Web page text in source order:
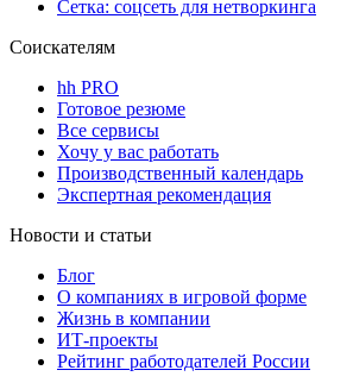
Сетка: соцсеть для нетворкинга
Соискателям
hh PRO
Готовое резюме
Все сервисы
Хочу у вас работать
Производственный календарь
Экспертная рекомендация
Новости и статьи
Блог
О компаниях в игровой форме
Жизнь в компании
ИТ-проекты
Рейтинг работодателей России